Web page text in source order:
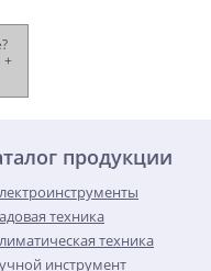
+
продукции
техника
техника
инструмент